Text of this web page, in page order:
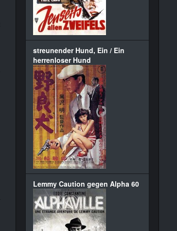
streunender Hund, Ein / Ein
herrenloser Hund
Lemmy Caution gegen Alpha 60